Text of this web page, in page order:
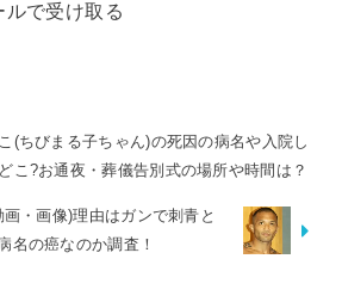
で受け取る
(ちびまる子ちゃん)の死因の病名や入院し
こ?お通夜・葬儀告別式の場所や時間は？
・画像)理由はガンで刺青と
名の癌なのか調査！